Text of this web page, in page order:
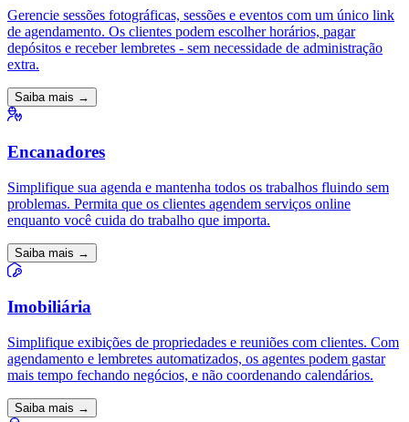
Gerencie sessões fotográficas, sessões e eventos com um único link
de agendamento. Os clientes podem escolher horários, pagar
depósitos e receber lembretes - sem necessidade de administração
extra.
Saiba mais →
Encanadores
Simplifique sua agenda e mantenha todos os trabalhos fluindo sem
problemas. Permita que os clientes agendem serviços online
enquanto você cuida do trabalho que importa.
Saiba mais →
Imobiliária
Simplifique exibições de propriedades e reuniões com clientes. Com
agendamento e lembretes automatizados, os agentes podem gastar
mais tempo fechando negócios, e não coordenando calendários.
Saiba mais →